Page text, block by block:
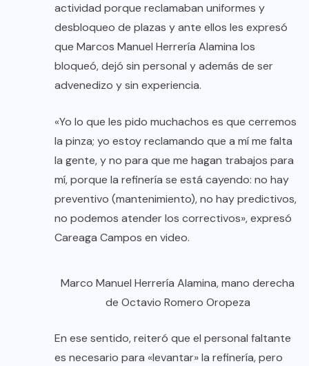
actividad porque reclamaban uniformes y
desbloqueo de plazas y ante ellos les expresó
que Marcos Manuel Herrería Alamina los
bloqueó, dejó sin personal y además de ser
advenedizo y sin experiencia.
«Yo lo que les pido muchachos es que cerremos
la pinza; yo estoy reclamando que a mí me falta
la gente, y no para que me hagan trabajos para
mí, porque la refinería se está cayendo: no hay
preventivo (mantenimiento), no hay predictivos,
no podemos atender los correctivos», expresó
Careaga Campos en video.
Marco Manuel Herrería Alamina, mano derecha
de Octavio Romero Oropeza
En ese sentido, reiteró que el personal faltante
es necesario para «levantar» la refinería, pero